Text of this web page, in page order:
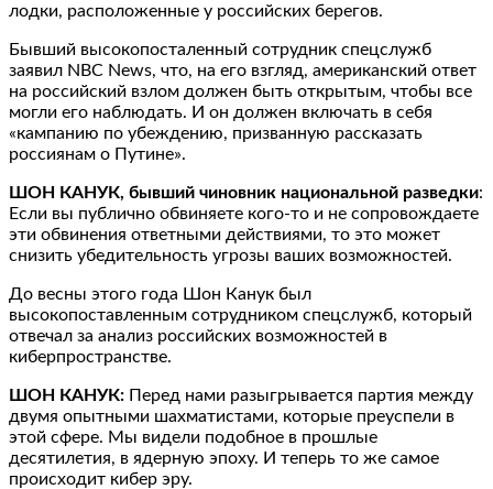
лодки, расположенные у российских берегов.
Бывший высокопосталенный сотрудник спецслужб
заявил NBC News, что, на его взгляд, американский ответ
на российский взлом должен быть открытым, чтобы все
могли его наблюдать. И он должен включать в себя
«кампанию по убеждению, призванную рассказать
россиянам о Путине».
ШОН КАНУК, бывший чиновник национальной разведки:
Если вы публично обвиняете кого-то и не сопровождаете
эти обвинения ответными действиями, то это может
снизить убедительность угрозы ваших возможностей.
До весны этого года Шон Канук был
высокопоставленным сотрудником спецслужб, который
отвечал за анализ российских возможностей в
киберпространстве.
ШОН КАНУК: Перед нами разыгрывается партия между
двумя опытными шахматистами, которые преуспели в
этой сфере. Мы видели подобное в прошлые
десятилетия, в ядерную эпоху. И теперь то же самое
происходит кибер эру.